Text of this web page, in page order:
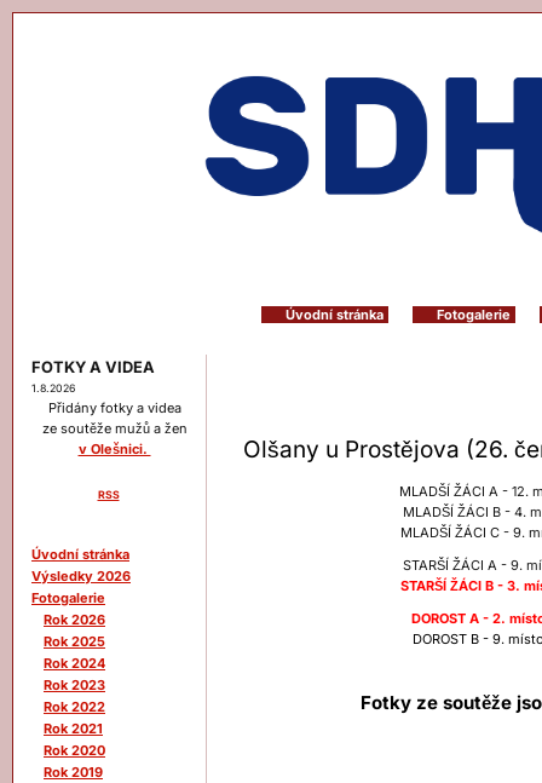
Úvodní stránka Fotogalerie
FOTKY A VIDEA
1.8.2026
Přidány fotky a videa
ze soutěže mužů a žen
v Olešnici.
RSS
Úvodní stránka
Výsledky 2026
Fotogalerie
Rok 2026
Rok 2025
Rok 2024
Rok 2023
Rok 2022
Rok 2021
Rok 2020
Rok 2019
Olšany u Prostějova (26.
MLADŠÍ ŽÁCI A - 12.
MLADŠÍ ŽÁCI B - 4.
MLADŠÍ ŽÁCI C - 9.
STARŠÍ ŽÁCI A - 9.
STARŠÍ ŽÁCI B - 3.
DOROST A - 2.
DOROST B - 9.
Fotky ze soutěže